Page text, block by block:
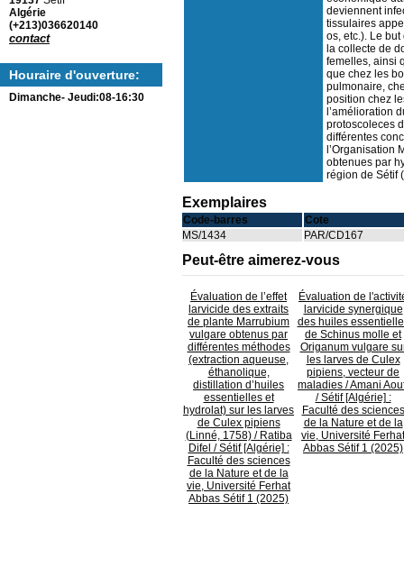
deviennent
tissulaires
os, etc.). Le
la collecte de
femelles, ainsi
que chez les
pulmonaire,
position chez
l’amélioration
protoscoleces
différentes
l’Organisation
obtenues par
région de Sétif
Exemplaires
Code-barres
Cote
MS/1434
PAR/CD167
Peut-être aimerez-vous
Évaluation de l’effet
larvicide des extraits
de plante Marrubium
vulgare obtenus par
différentes méthodes
(extraction aqueuse,
éthanolique,
distillation d’huiles
essentielles et
hydrolat) sur les larves
de Culex pipiens
(Linné, 1758)/ Ratiba
Difel / Sétif [Algérie] :
Faculté des sciences
de la Nature et de la
vie, Université Ferhat
Abbas Sétif 1 (2025)
Évaluation de
larvicide synergique
des huiles
de Schinus molle et
Origanum vulgare
les larves de Culex
pipiens, vecteur de
maladies / Amani
/ Sétif [Algérie] :
Faculté des sciences
de la Nature et de la
vie, Université Ferhat
Abbas Sétif 1 (2025)
Algérie
(+213)036620140
contact
Houraire d'ouverture:
Dimanche- Jeudi:08-16:30